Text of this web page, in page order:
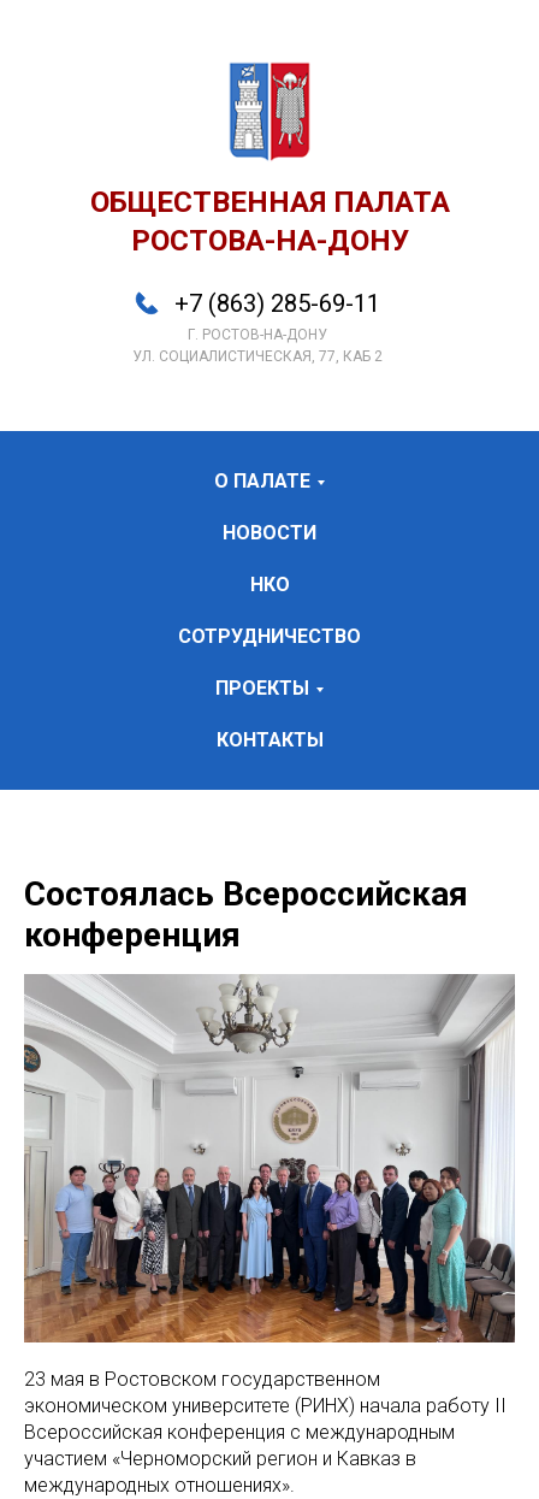
ОБЩЕСТВЕННАЯ ПАЛАТА
РОСТОВА-НА-ДОНУ
+7 (863) 285-69-11
Г. РОСТОВ-НА-ДОНУ
УЛ. СОЦИАЛИСТИЧЕСКАЯ, 77, КАБ 2
О ПАЛАТЕ
НОВОСТИ
НКО
СОТРУДНИЧЕСТВО
ПРОЕКТЫ
КОНТАКТЫ
Состоялась Всероссийская
конференция
23 мая в Ростовском государственном
экономическом университете (РИНХ) начала работу II
Всероссийская конференция с международным
участием «Черноморский регион и Кавказ в
международных отношениях».